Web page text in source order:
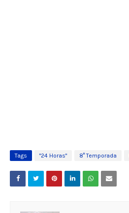
Tags "24 Horas" 8° Temporada